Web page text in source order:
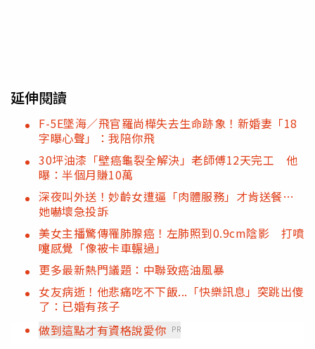
延伸閱讀
F-5E墜海／飛官羅尚樺失去生命跡象！新婚妻「18
字曝心聲」：我陪你飛
30坪油漆「壁癌龜裂全解決」老師傅12天完工 他
曝：半個月賺10萬
深夜叫外送！妙齡女遭逼「肉體服務」才肯送餐…
她嚇壞急投訴
美女主播驚傳罹肺腺癌！左肺照到0.9cm陰影 打噴
嚏感覺「像被卡車輾過」
更多最新熱門議題：中聯致癌油風暴
女友病逝！他悲痛吃不下飯...「快樂訊息」突跳出傻
了：已婚有孩子
做到這點才有資格說愛你 PR